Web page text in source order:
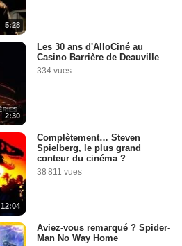
5:28
2:30
Les 30 ans d'AlloCiné au
Casino Barrière de Deauville
334 vues
12:04
Complètement… Steven
Spielberg, le plus grand
conteur du cinéma ?
38 811 vues
Aviez-vous remarqué ? Spider-
Man No Way Home